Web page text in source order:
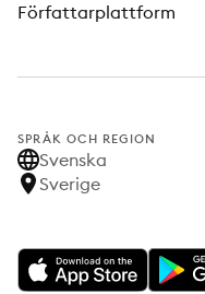
Författarplattform
SPRÅK OCH REGION
Svenska
Sverige